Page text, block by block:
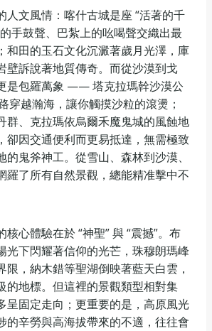
人文風情：喀什古城是座 “活著的千
手鼓聲、巴紮上的吆喝聲交織出最
和田的玉石文化沉澱著歲月光澤，庫
壁訴說著地質傳奇。而從沙漠到戈
是包羅萬象 —— 塔克拉瑪幹沙漠公
穿越瀚海，讓你觸摸沙粒的滾燙；
群、克拉瑪依烏爾禾魔鬼城的風蝕地
卻因交通便利而更易抵達，無需極致
的鬼斧神工。從雪山、森林到沙漠、
羅了所有自然景觀，總能精准擊中不
心體驗在於 “神聖” 與 “震撼”。布
光下閃耀著信仰的光芒，珠穆朗瑪峰
限，納木錯等聖湖倒映著藍天白雲，
的地標。但這裡的景觀類型相對集
呈固定走向；更重要的是，高原風光
的辛勞與高海拔帶來的不適，往往會